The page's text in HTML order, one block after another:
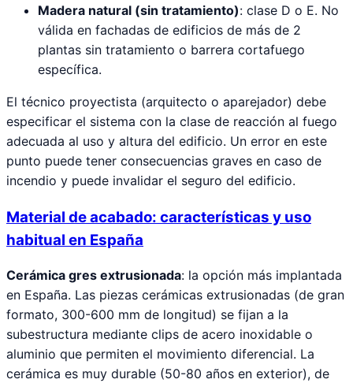
Madera natural (sin tratamiento): clase D o E. No
válida en fachadas de edificios de más de 2
plantas sin tratamiento o barrera cortafuego
específica.
El técnico proyectista (arquitecto o aparejador) debe
especificar el sistema con la clase de reacción al fuego
adecuada al uso y altura del edificio. Un error en este
punto puede tener consecuencias graves en caso de
incendio y puede invalidar el seguro del edificio.
Material de acabado: características y uso
habitual en España
Cerámica gres extrusionada: la opción más implantada
en España. Las piezas cerámicas extrusionadas (de gran
formato, 300-600 mm de longitud) se fijan a la
subestructura mediante clips de acero inoxidable o
aluminio que permiten el movimiento diferencial. La
cerámica es muy durable (50-80 años en exterior), de